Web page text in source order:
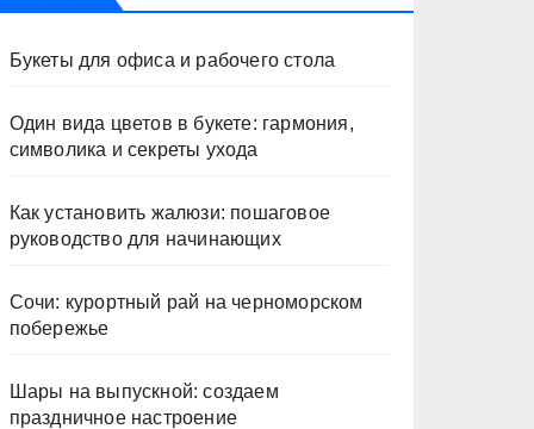
Букеты для офиса и рабочего стола
Один вида цветов в букете: гармония,
символика и секреты ухода
Как установить жалюзи: пошаговое
руководство для начинающих
Сочи: курортный рай на черноморском
побережье
Шары на выпускной: создаем
праздничное настроение